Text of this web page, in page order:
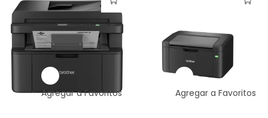
Agregar a Favoritos Agregar a Favoritos